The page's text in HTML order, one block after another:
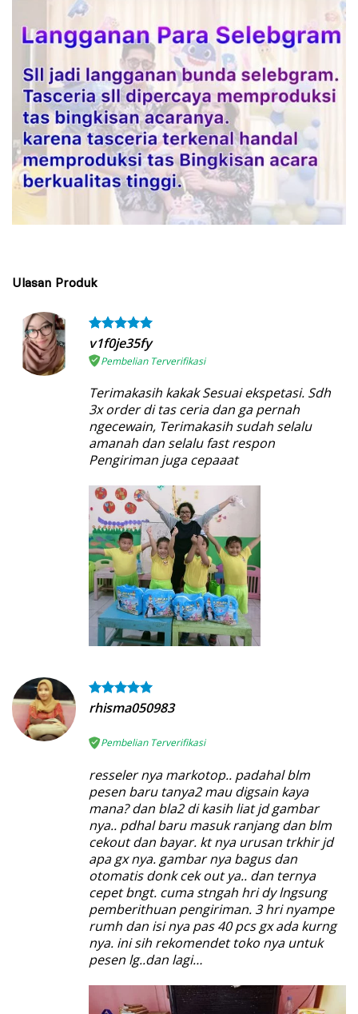
Ulasan Produk
v1f0je35fy
Pembelian Terverifikasi
Terimakasih kakak Sesuai ekspetasi. Sdh
3x order di tas ceria dan ga pernah
ngecewain, Terimakasih sudah selalu
amanah dan selalu fast respon
Pengiriman juga cepaaat
rhisma050983
Pembelian Terverifikasi
resseler nya markotop.. padahal blm
pesen baru tanya2 mau digsain kaya
mana? dan bla2 di kasih liat jd gambar
nya.. pdhal baru masuk ranjang dan blm
cekout dan bayar. kt nya urusan trkhir jd
apa gx nya. gambar nya bagus dan
otomatis donk cek out ya.. dan ternya
cepet bngt. cuma stngah hri dy lngsung
pemberithuan pengiriman. 3 hri nyampe
rumh dan isi nya pas 40 pcs gx ada kurng
nya. ini sih rekomendet toko nya untuk
pesen lg..dan lagi…